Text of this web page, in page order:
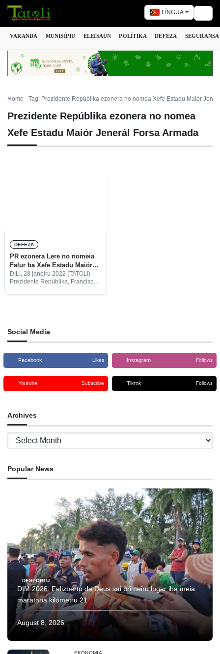
LÍNGUA
VARANDA MUNISÍPIU ELEISAUN POLÍTIKA DEFEZA SEGURANSA
Home Tag: Prezidente Repúblika ezonera no nomea Xefe Estadu Maiór
Prezidente Repúblika ezonera no nomea
Xefe Estadu Maiór Jenerál Forsa Armada
DEFEZA
PR ezonera Lere no nomeia
Falur ba Xefe Estadu Maiór
Jenerál
DILI, 28 janeiru 2022 (TATOLI)—
Prezidente Repúblika, Francisco
Social Media
Facebook Likes Instagram Follows
Youtube Subscribe Tiktok Follows
Archives
Archives
Popular News
DESPORTU
DIM 2026: Felizberto de Deus sai primeiru lugar iha meia
maratona kilómetru 21
August 8, 2026
EKONOMIA